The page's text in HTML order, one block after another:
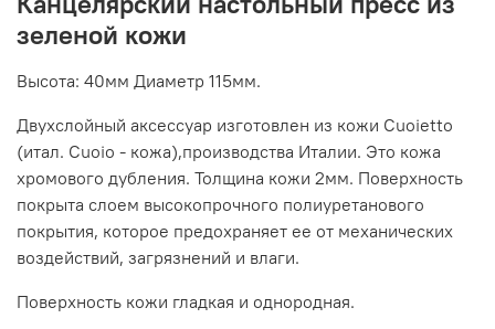
зеленой кожи
Высота: 40мм Диаметр 115мм.
Двухслойный аксессуар изготовлен из кожи Cuoietto
(итал. Cuoio - кожа),производства Италии. Это кожа
хромового дубления. Толщина кожи 2мм. Поверхность
покрыта слоем высокопрочного полиуретанового
покрытия, которое предохраняет ее от механических
воздействий, загрязнений и влаги.
Поверхность кожи гладкая и однородная.